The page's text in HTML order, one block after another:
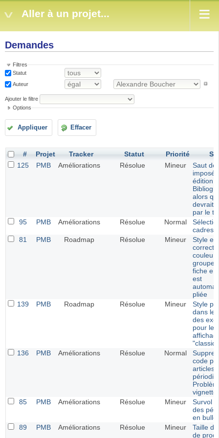
Aller à un projet...
Demandes
Filtres
Statut
Auteur
Ajouter le filtre
Options
Appliquer Effacer
# Projet Tracker Statut Priorité
125
PMB Améliorations Résolue Mineur
Saut de
imposé
édition
alors
devrait
par le
95
PMB Améliorations Résolue Normal
cadres
81
PMB Roadmap Résolue Mineur
Style
couleur
groupe
fiche
est
pliée
139
PMB Roadmap Résolue Mineur
Style
dans le
des
pour les
136
PMB Améliorations Résolue Normal
code
articles
vignette
85
PMB Améliorations Résolue Mineur
Survol
des
en
89
PMB Améliorations Résolue Mineur
Taille
de